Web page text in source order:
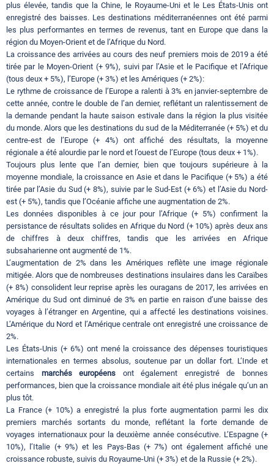
plus élevée, tandis que la Chine, le Royaume-Uni et le Les États-Unis ont
enregistré des baisses. Les destinations méditerranéennes ont été parmi
les plus performantes en termes de revenus, tant en Europe que dans la
région du Moyen-Orient et de l’Afrique du Nord.
La croissance des arrivées au cours des neuf premiers mois de 2019 a été
tirée par le Moyen-Orient (+ 9%), suivi par l’Asie et le Pacifique et l’Afrique
(tous deux + 5%), l’Europe (+ 3%) et les Amériques (+ 2%):
Le rythme de croissance de l’Europe a ralenti à 3% en janvier-septembre de
cette année, contre le double de l’an dernier, reflétant un ralentissement de
la demande pendant la haute saison estivale dans la région la plus visitée
du monde. Alors que les destinations du sud de la Méditerranée (+ 5%) et du
centre-est de l’Europe (+ 4%) ont affiché des résultats, la moyenne
régionale a été alourdie par le nord et l’ouest de l’Europe (tous deux + 1%).
Toujours plus lente que l’an dernier, bien que toujours supérieure à la
moyenne mondiale, la croissance en Asie et dans le Pacifique (+ 5%) a été
tirée par l’Asie du Sud (+ 8%), suivie par le Sud-Est (+ 6%) et l’Asie du Nord-
est (+ 5%), tandis que l’Océanie affiche une augmentation de 2%.
Les données disponibles à ce jour pour l’Afrique (+ 5%) confirment la
persistance de résultats solides en Afrique du Nord (+ 10%) après deux ans
de chiffres à deux chiffres, tandis que les arrivées en Afrique
subsaharienne ont augmenté de 1%.
L’augmentation de 2% dans les Amériques reflète une image régionale
mitigée. Alors que de nombreuses destinations insulaires dans les Caraïbes
(+ 8%) consolident leur reprise après les ouragans de 2017, les arrivées en
Amérique du Sud ont diminué de 3% en partie en raison d’une baisse des
voyages à l’étranger en Argentine, qui a affecté les destinations voisines.
L’Amérique du Nord et l’Amérique centrale ont enregistré une croissance de
2%.
Les États-Unis (+ 6%) ont mené la croissance des dépenses touristiques
internationales en termes absolus, soutenue par un dollar fort. L’Inde et
certains marchés européens ont également enregistré de bonnes
performances, bien que la croissance mondiale ait été plus inégale qu’un an
plus tôt.
La France (+ 10%) a enregistré la plus forte augmentation parmi les dix
premiers marchés sortants du monde, reflétant la forte demande de
voyages internationaux pour la deuxième année consécutive. L’Espagne (+
10%), l’Italie (+ 9%) et les Pays-Bas (+ 7%) ont également affiché une
croissance robuste, suivis du Royaume-Uni (+ 3%) et de la Russie (+ 2%).